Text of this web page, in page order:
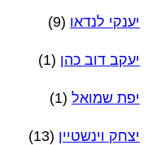
יענקי לנדאו (9)
יעקב דוב כהן (1)
יפת שמואל (1)
יצחק וינשטיין (13)